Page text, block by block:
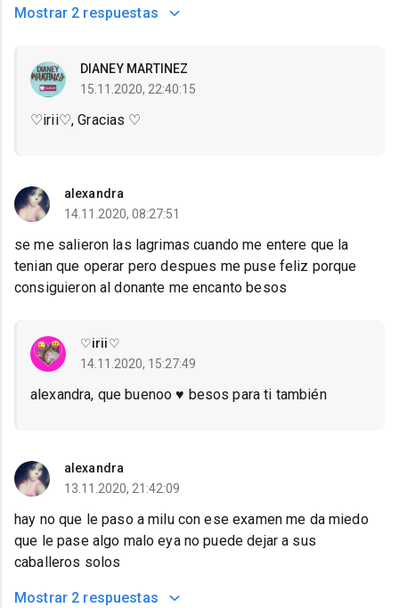
Mostrar 2 respuestas
DIANEY MARTINEZ
15.11.2020, 22:40:15
♡irii♡, Gracias ♡
alexandra
14.11.2020, 08:27:51
se me salieron las lagrimas cuando me entere que la
tenian que operar pero despues me puse feliz porque
consiguieron al donante me encanto besos
♡irii♡
14.11.2020, 15:27:49
alexandra, que buenoo ♥️ besos para ti también
alexandra
13.11.2020, 21:42:09
hay no que le paso a milu con ese examen me da miedo
que le pase algo malo eya no puede dejar a sus
caballeros solos
Mostrar 2 respuestas